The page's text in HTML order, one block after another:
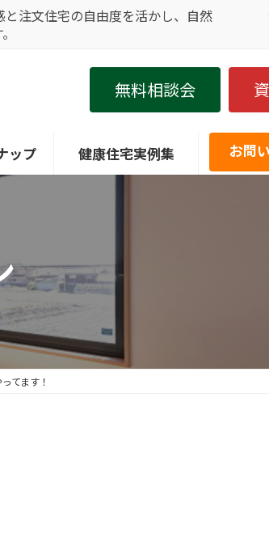
注文住宅の自由度を活かし、自然
無料相談会
ップ 健康住宅実例集 お問
てます！